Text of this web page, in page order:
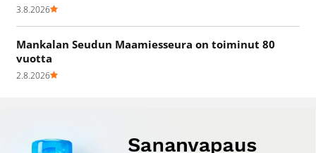
3.8.2026
Mankalan Seudun Maamiesseura on toiminut 80
vuotta
2.8.2026